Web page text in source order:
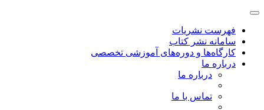
فهرست نشریات
سامانه نشر کتاب
کارگاه‌ها و دوره‌های آموزشی تخصصی
درباره ما
درباره ما
تماس با ما